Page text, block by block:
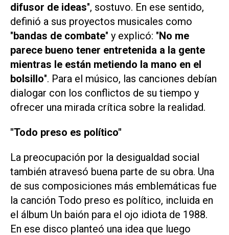
difusor de ideas", sostuvo. En ese sentido,
definió a sus proyectos musicales como
"bandas de combate" y explicó: "No me
parece bueno tener entretenida a la gente
mientras le están metiendo la mano en el
bolsillo". Para el músico, las canciones debían
dialogar con los conflictos de su tiempo y
ofrecer una mirada crítica sobre la realidad.
"Todo preso es político"
La preocupación por la desigualdad social
también atravesó buena parte de su obra. Una
de sus composiciones más emblemáticas fue
la canción Todo preso es político, incluida en
el álbum Un baión para el ojo idiota de 1988.
En ese disco planteó una idea que luego